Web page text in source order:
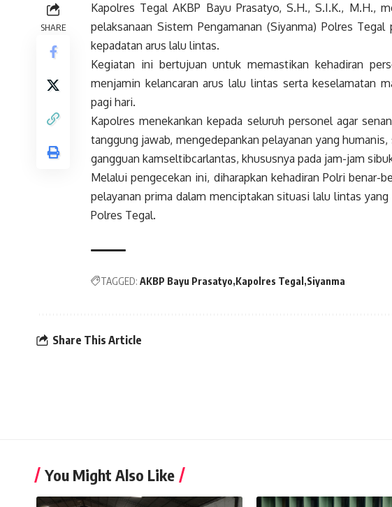
SHARE
Kapolres Tegal AKBP Bayu Prasatyo, S.H., S.I.K., M.H.,
pelaksanaan Sistem Pengamanan (Siyanma) Polres
kepadatan arus lalu lintas.
Kegiatan ini bertujuan untuk memastikan kehadiran
menjamin kelancaran arus lalu lintas serta keselamatan
pagi hari.
Kapolres menekankan kepada seluruh personel agar
tanggung jawab, mengedepankan pelayanan yang
gangguan kamseltibcarlantas, khususnya pada jam-jam
Melalui pengecekan ini, diharapkan kehadiran Polri benar-
pelayanan prima dalam menciptakan situasi lalu lintas
Polres Tegal.
TAGGED: AKBP Bayu Prasatyo Kapolres Tegal Siyanma
Share This Article
You Might Also Like